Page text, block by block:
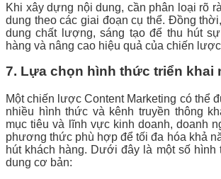
Khi xây dựng nội dung, cần phân loại rõ
dung theo các giai đoạn cụ thể. Đồng
dung chất lượng, sáng tạo để thu hút
hàng và nâng cao hiệu quả của chiến
7. Lựa chọn hình thức triển khai
Một chiến lược Content Marketing có thể
nhiều hình thức và kênh truyền thông
mục tiêu và lĩnh vực kinh doanh, doanh
phương thức phù hợp để tối đa hóa khả
hút khách hàng. Dưới đây là một số hình
dung cơ bản: